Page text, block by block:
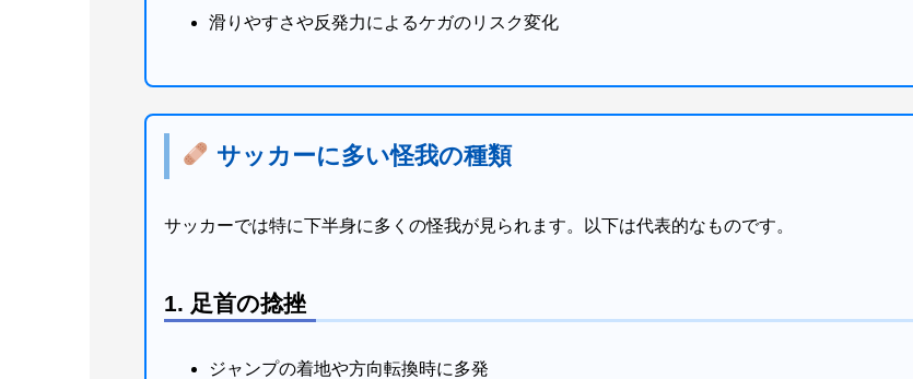
滑りやすさや反発力によるケガのリスク変化
サッカーに多い怪我の種類
サッカーでは特に下半身に多くの怪我が見られます。以下は代表的なものです。
1. 足首の捻挫
ジャンプの着地や方向転換時に多発